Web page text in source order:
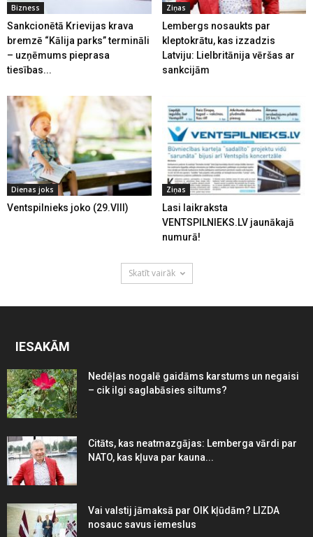
Bizness
Sankcionētā Krievijas krava
bremzē “Kālija parks” termināli
– uzņēmums pieprasa
tiesības...
Ziņas
Lembergs nosaukts par
kleptokrātu, kas izzadzis
Latviju: Lielbritānija vēršas ar
sankcijām
Dienas joks
Ventspilnieks joko (29.VIII)
Ziņas
Lasi laikraksta
VENTSPILNIEKS.LV jaunākajā
numurā!
Skatīt vairāk
IESAKĀM
Nedēļas nogalē gaidāms karstums un negaisi
– cik ilgi saglabāsies siltums?
Citāts, kas neatmazgājas: Lemberga vārdi par
NATO, kas kļuva par kauna...
Vai valstij jāmaksā par OIK kļūdām? LIZDA
nosauc savus iemeslus